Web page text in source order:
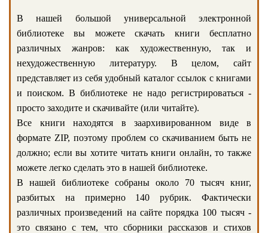
В нашей большой универсальной электронной
библиотеке вы можете скачать книги бесплатно
различных жанров: как художественную, так и
нехудожественную литературу. В целом, сайт
представляет из себя удобный каталог ссылок с книгами
и поиском. В библиотеке не надо регистрироваться -
просто заходите и скачивайте (или читайте).
Все книги находятся в заархивированном виде в
формате ZIP, поэтому проблем со скачиванием быть не
должно; если вы хотите читать книги онлайн, то также
можете легко сделать это в нашей библиотеке.
В нашей библиотеке собраны около 70 тысяч книг,
разбитых на примерно 140 рубрик. Фактически
различных произведений на сайте порядка 100 тысяч -
это связано с тем, что сборники рассказов и стихов